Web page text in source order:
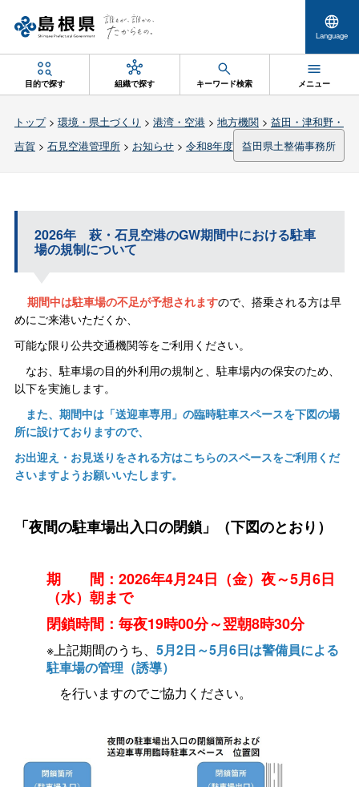
Language
目的で探す 組織で探す キーワード検索 メニュー
トップ> 環境・県土づくり > 港湾・空港> 地方機関> 益田・津和野・
吉賀 > 石見空港管理所> お知らせ> 令和8年度 益田県土整備事務所
2026年 萩・石見空港のGW期間中における駐車
場の規制について
期間中は駐車場の不足が予想されますので、搭乗される方は早
めにご来港いただくか、
可能な限り公共交通機関等をご利用ください。
なお、駐車場の目的外利用の規制と、駐車場内の保安のため、
以下を実施します。
また、期間中は「送迎車専用」の臨時駐車スペースを下図の場
所に設けておりますので、
お出迎え・お見送りをされる方はこちらのスペースをご利用くだ
さいますようお願いいたします。
「夜間の駐車場出入口の閉鎖」（下図のとおり）
期 間：2026年4月24日（金）夜～5月6日
（水）朝まで
閉鎖時間：毎夜19時00分～翌朝8時30分
※上記期間のうち、 5月2日～5月6日は警備員による
駐車場の管理（誘導）
を行いますのでご協力ください。